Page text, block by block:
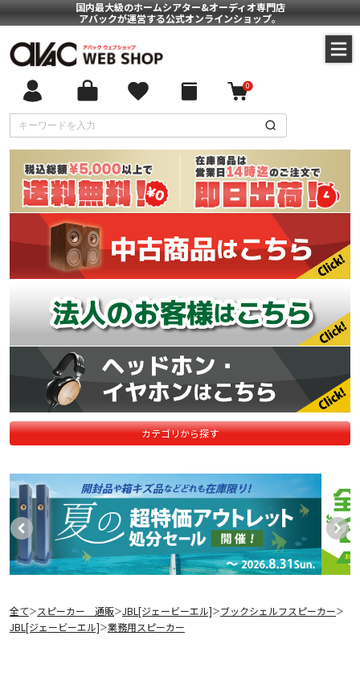
国内最大級のホームシアター&オーディオ専門店
アバックが運営する公式オンラインショップ。
0
カテゴリから探す
全て＞ スピーカー 通販＞JBL[ジェービーエル]＞ブックシェルフスピーカー＞
JBL[ジェービーエル]＞業務用スピーカー